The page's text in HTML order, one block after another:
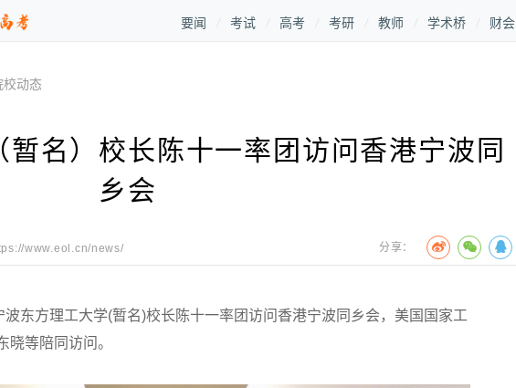
要闻 考试 高考 考研 教师 学术桥 财会
校动态
名）校长陈十一率团访问香港宁波同
乡会
www.eol.cn/news/ 分享：
方理工大学(暂名)校长陈十一率团访问香港宁波同乡会，美国国家工
等陪同访问。